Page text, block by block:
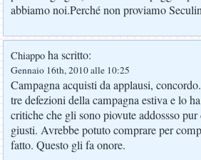
abbiamo noi.Perché non proviamo
Chiappo ha scritto:
Gennaio 16th, 2010 alle 10:25
Campagna acquisti da applausi,
tre defezioni della campagna estiva e lo
critiche che gli sono piovute addossso
giusti. Avrebbe potuto comprare per
fatto. Questo gli fa onore.